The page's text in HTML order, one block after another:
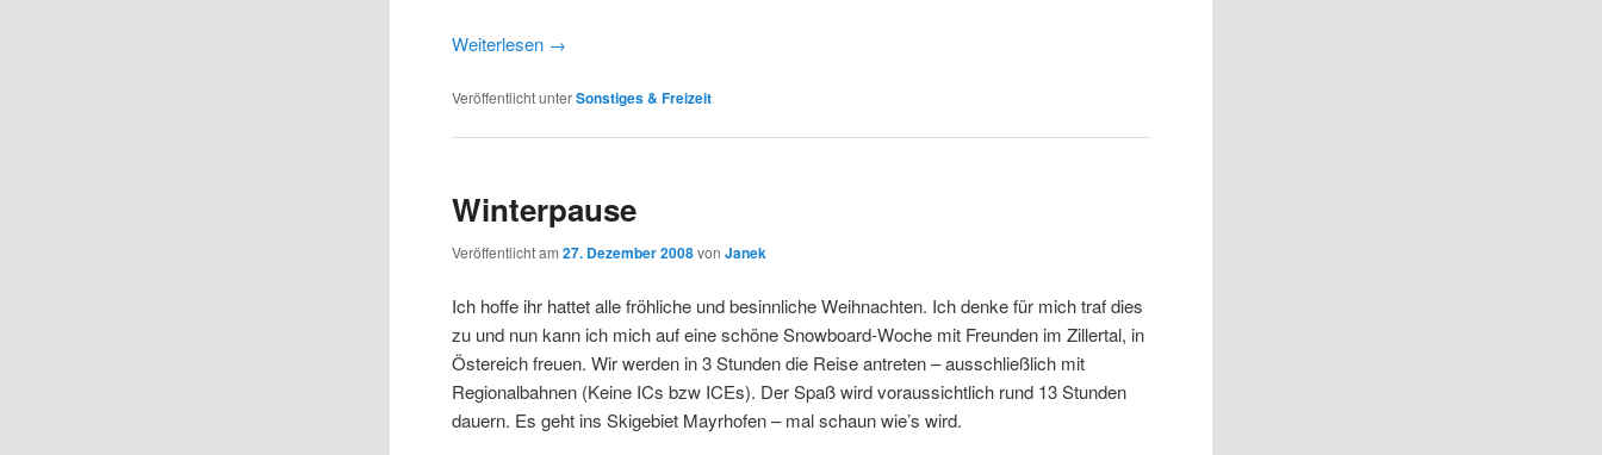
Weiterlesen →
Veröffentlicht unter Sonstiges & Freizeit
Winterpause
Veröffentlicht am27. Dezember 2008 vonJanek
Ich hoffe ihr hattet alle fröhliche und besinnliche Weihnachten. Ich denke für mich traf dies
zu und nun kann ich mich auf eine schöne Snowboard-Woche mit Freunden im Zillertal, in
Östereich freuen. Wir werden in 3 Stunden die Reise antreten – ausschließlich mit
Regionalbahnen (Keine ICs bzw ICEs). Der Spaß wird voraussichtlich rund 13 Stunden
dauern. Es geht ins Skigebiet Mayrhofen – mal schaun wie’s wird.